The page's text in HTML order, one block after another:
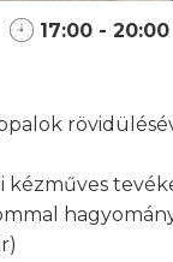
17:00 - 20:00
kézműves